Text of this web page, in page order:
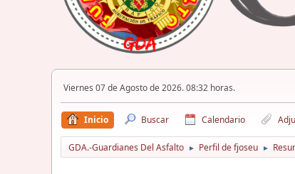
Viernes 07 de Agosto de 2026. 08:32 horas.
Inicio Buscar Calendario
GDA.-Guardianes Del Asfalto ► Perfil de fjoseu ►